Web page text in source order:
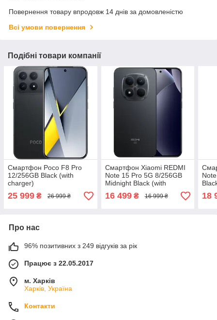
Повернення товару впродовж 14 днів за домовленістю
Всі умови повернення
Подібні товари компанії
Смартфон Poco F8 Pro
12/256GB Black (with
charger)
25 999 ₴ 26 999 ₴
Смартфон Xiaomi REDMI
Note 15 Pro 5G 8/256GB
Midnight Black (with
charger)
16 499₴ 16 999 ₴ 18
Про нас
96% позитивних з 249 відгуків за рік
Працює з 22.05.2017
м. Харків
Харків, Україна
Контакти